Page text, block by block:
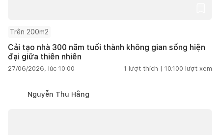
Trên 200m2
Cải tạo nhà 300 năm tuổi thành không gian sống hiện
đại giữa thiên nhiên
27/06/2026, lúc 10:00 1 lượt thích | 10.100 lượt xem
Nguyễn Thu Hằng